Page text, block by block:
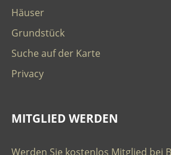
Häuser
Grundstück
Suche auf der Karte
Privacy
MITGLIED WERDEN
Werden Sie kostenlos Mitglied bei